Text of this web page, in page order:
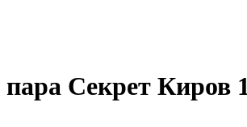
Секрет Киров